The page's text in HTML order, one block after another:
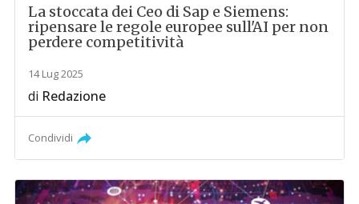
La stoccata dei Ceo di Sap e Siemens:
ripensare le regole europee sull'AI per non
perdere competitività
14 Lug 2025
di Redazione
Condividi